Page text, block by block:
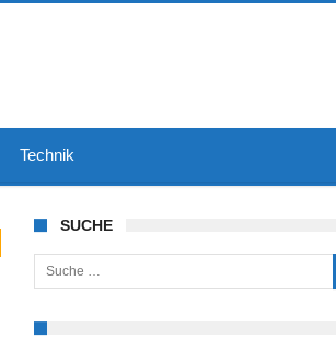
Technik
SUCHE
Suche nach: